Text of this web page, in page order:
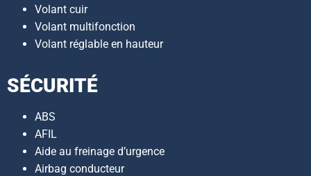
Volant cuir
Volant multifonction
Volant réglable en hauteur
SÉCURITÉ
ABS
AFIL
Aide au freinage d’urgence
Airbag conducteur